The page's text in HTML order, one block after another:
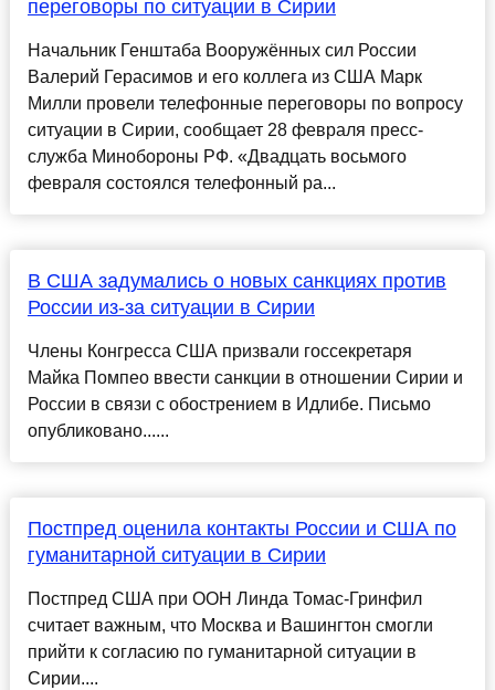
переговоры по ситуации в Сирии
Начальник Генштаба Вооружённых сил России
Валерий Герасимов и его коллега из США Марк
Милли провели телефонные переговоры по вопросу
ситуации в Сирии, сообщает 28 февраля пресс-
служба Минобороны РФ. «Двадцать восьмого
февраля состоялся телефонный ра...
В США задумались о новых санкциях против
России из-за ситуации в Сирии
Члены Конгресса США призвали госсекретаря
Майка Помпео ввести санкции в отношении Сирии и
России в связи с обострением в Идлибе. Письмо
опубликовано......
Постпред оценила контакты России и США по
гуманитарной ситуации в Сирии
Постпред США при ООН Линда Томас-Гринфил
считает важным, что Москва и Вашингтон смогли
прийти к согласию по гуманитарной ситуации в
Сирии....